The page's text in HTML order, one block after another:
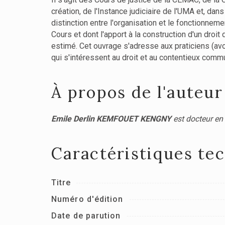
création, de l'Instance judiciaire de l'UMA et,
distinction entre l'organisation et le
Cours et dont l'apport à la construction d'un
estimé. Cet ouvrage s'adresse aux praticiens
qui s'intéressent au droit et au contentieux
À propos de l'auteur
Emile Derlin KEMFOUET KENGNYest docteur
Caractéristiques
Titre
Numéro d'édition
Date de parution